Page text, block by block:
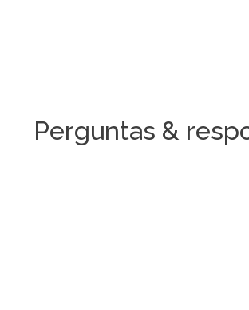
Perguntas &